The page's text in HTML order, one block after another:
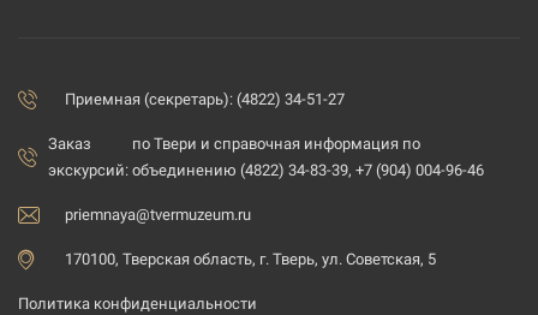
Приемная (секретарь): (4822) 34-51-27
Заказ
экскурсий:
по Твери и справочная информация по
объединению (4822) 34-83-39, +7 (904) 004-96-46
priemnaya@tvermuzeum.ru
170100, Тверская область, г. Тверь, ул. Советская, 5
Политика конфиденциальности